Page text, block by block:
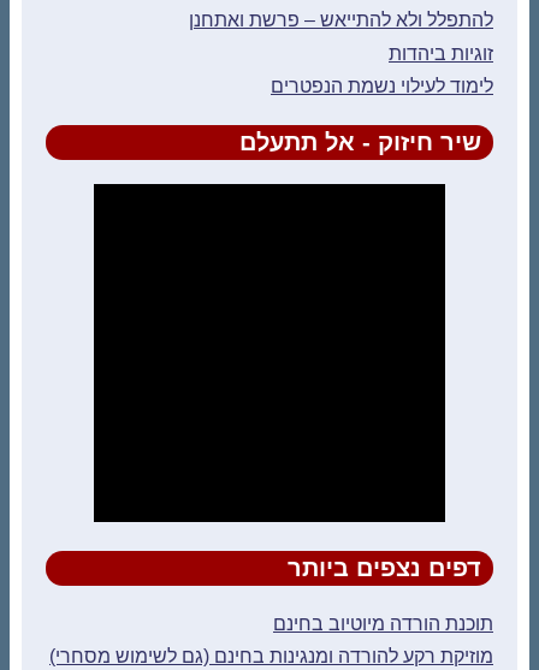
להתפלל ולא להתייאש – פרשת ואתחנן
זוגיות ביהדות
לימוד לעילוי נשמת הנפטרים
שיר חיזוק - אל תתעלם
דפים נצפים ביותר
תוכנת הורדה מיוטיוב בחינם
מוזיקת רקע להורדה ומנגינות בחינם (גם לשימוש מסחרי)